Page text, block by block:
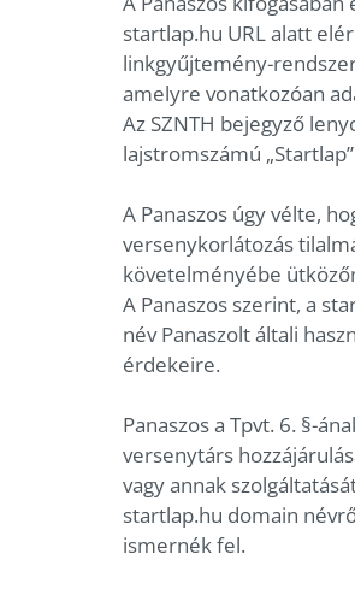
startlap.hu URL alatt
linkgyűjtemény-
amelyre vonatkozóan
Az SZNTH bejegyző
lajstromszámú
A Panaszos úgy vélte,
versenykorlátozás
követelményébe
A Panaszos szerint, a
név Panaszolt általi
érdekeire.
Panaszos a Tpvt. 6. §-
versenytárs
vagy annak
startlap.hu domain
ismernék fel.